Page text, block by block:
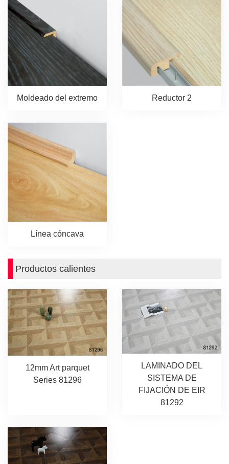
Moldeado del extremo Reductor 2
Línea cóncava
Productos calientes
12mm Art parquet
Series 81296
LAMINADO DEL
SISTEMA DE
FIJACIÓN DE EIR
81292